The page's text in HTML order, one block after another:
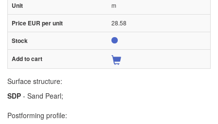
m
28.58
Surface structure:
SDP - Sand Pearl;
Postforming profile: